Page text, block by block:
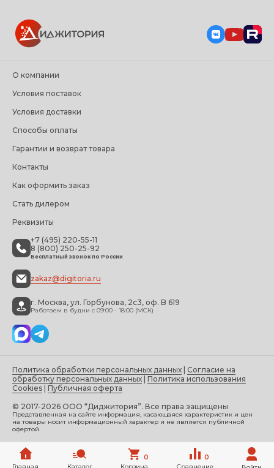
+7 (495) 220-55-11
8 (800) 250-25-92
Бесплатный звонок по России
zakaz@digitoria.ru
г. Москва, ул. Горбунова, 2с3, оф. B 619
Работаем в будни с 09:00 - 18:00 (МСК)
О компании
Условия поставок
Условия доставки
Способы оплаты
Гарантии и возврат товара
Контакты
Как оформить заказ
Стать дилером
Реквизиты
Политика обработки персональных данных
Согласие на
обработку персональных данных Политика использования
Cookies Публичная оферта
© 2017-2026 ООО “Диджитория”. Все права защищены
Представленная на сайте информация, касающаяся характеристик и цен
на товары носит информационный характер и не является публичной
офертой.
0
0